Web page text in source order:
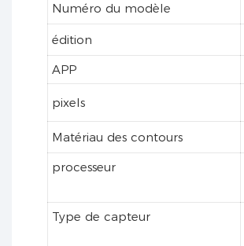
Numéro du modèle
édition
APP
pixels
Matériau des contours
processeur
Type de capteur